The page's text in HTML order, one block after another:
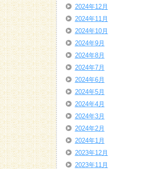
2024年12月
2024年11月
2024年10月
2024年9月
2024年8月
2024年7月
2024年6月
2024年5月
2024年4月
2024年3月
2024年2月
2024年1月
2023年12月
2023年11月